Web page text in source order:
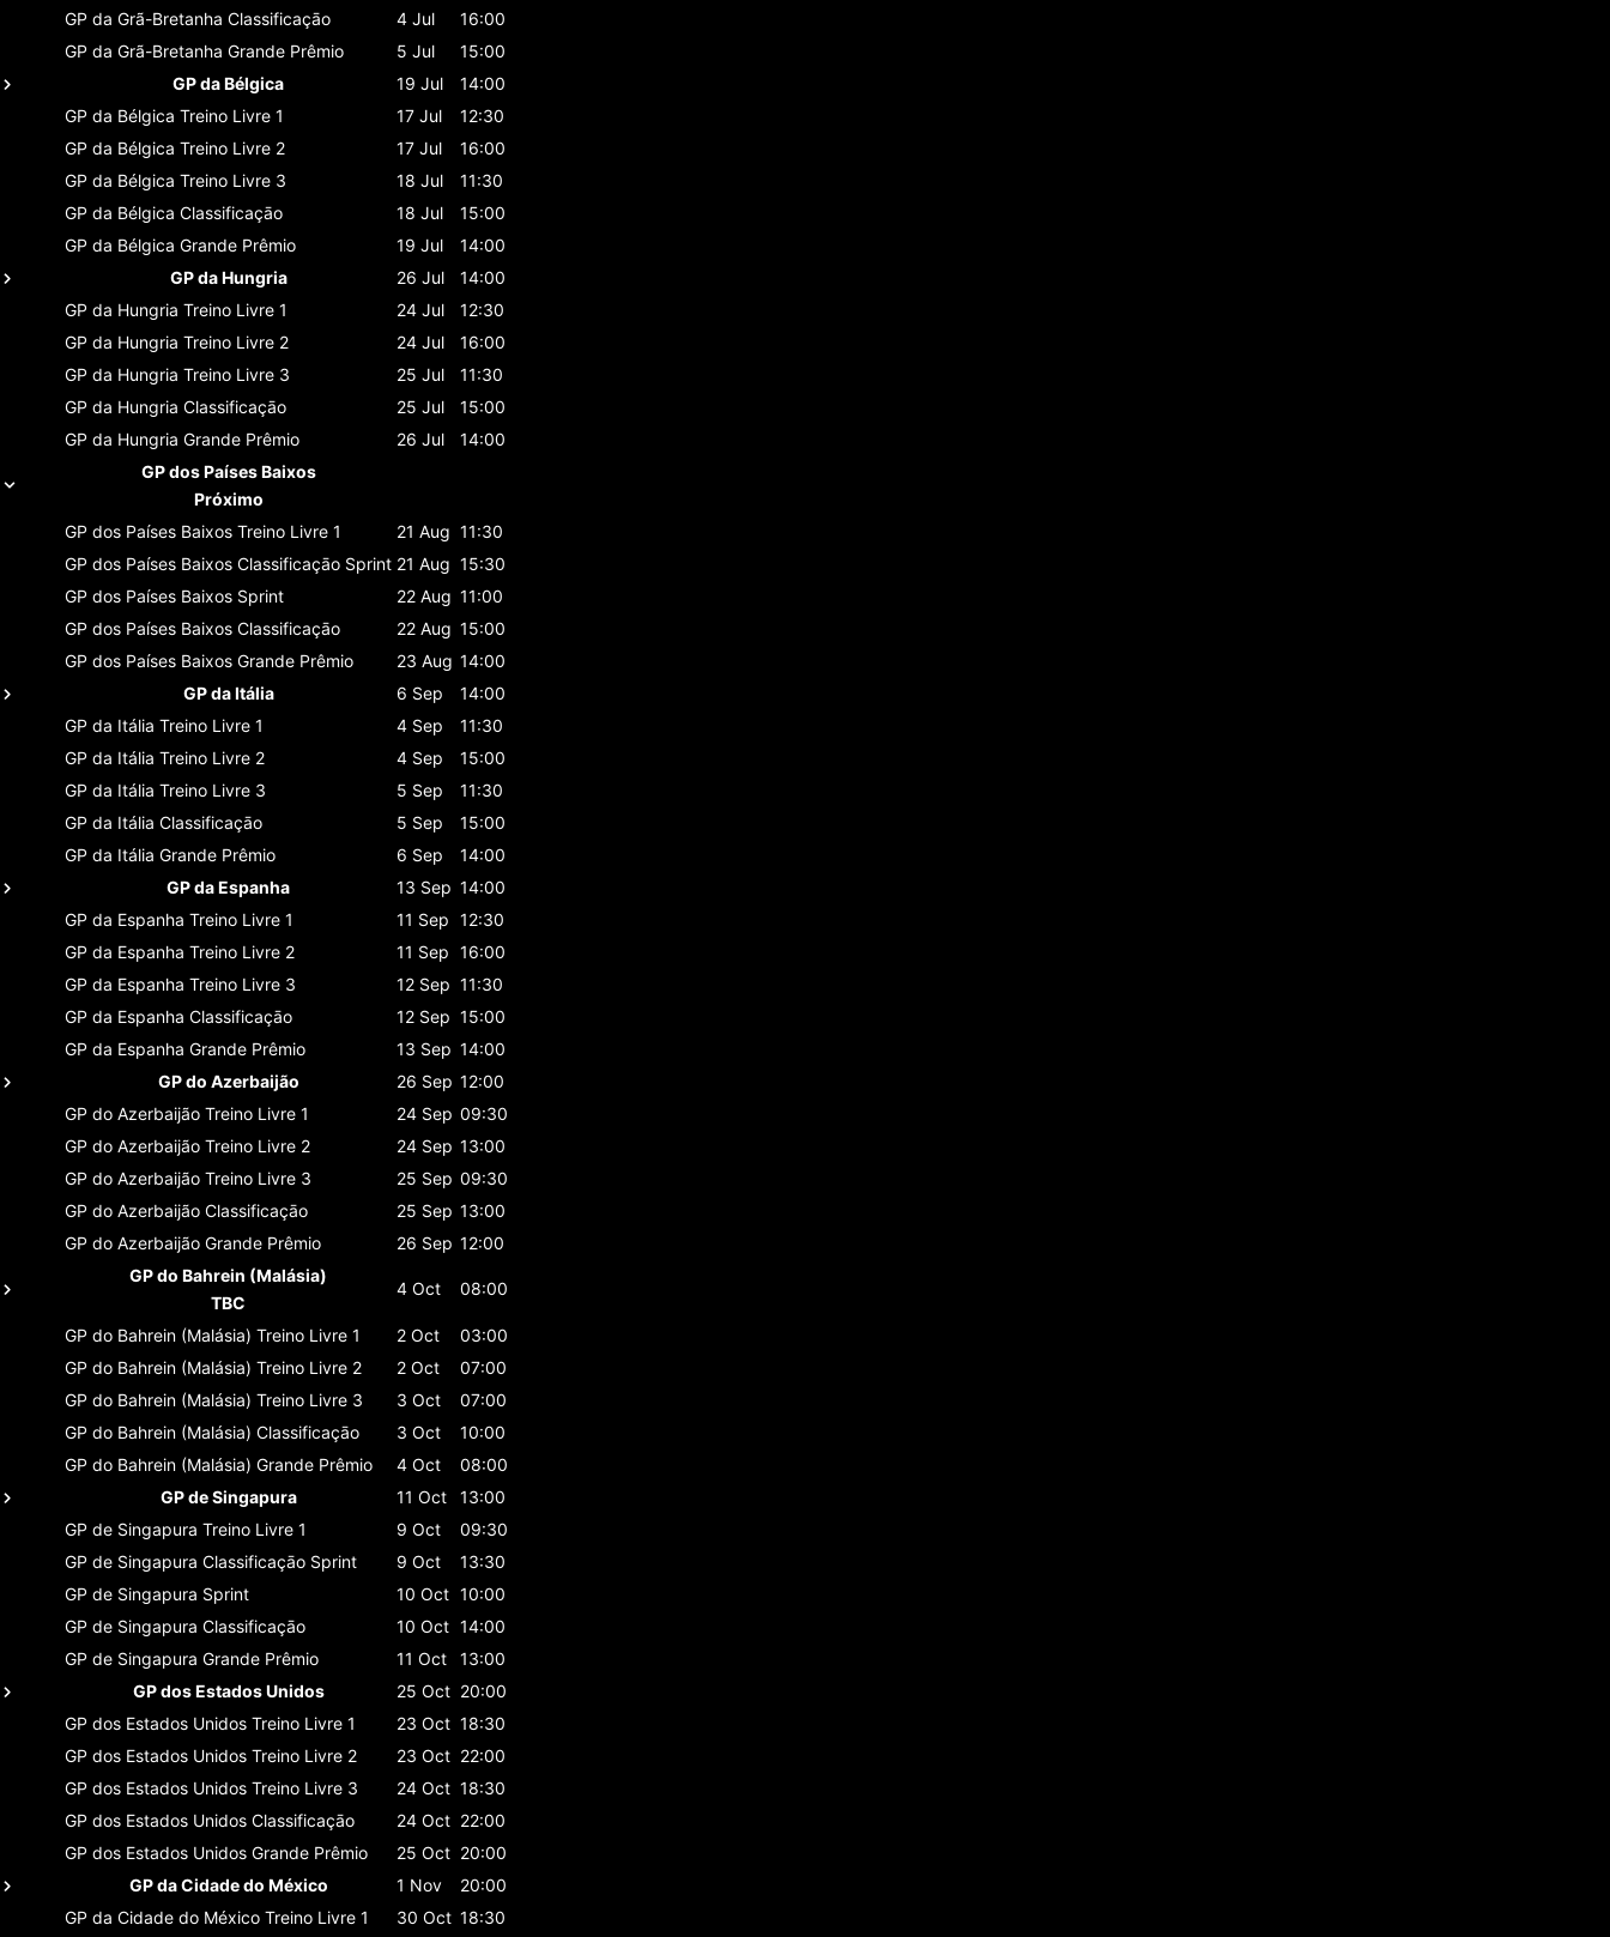
GP da Grã-Bretanha Classificaçāo 4 Jul
16:00
GP da Grã-Bretanha Grande Prêmio 5 Jul
15:00
GP da Bélgica
19 Jul
14:00
GP da Bélgica Treino Livre 1 17 Jul
12:30
GP da Bélgica Treino Livre 2 17 Jul
16:00
GP da Bélgica Treino Livre 3 18 Jul
11:30
GP da Bélgica Classificaçāo 18 Jul
15:00
GP da Bélgica Grande Prêmio 19 Jul
14:00
GP da Hungria
26 Jul
14:00
GP da Hungria Treino Livre 1 24 Jul
12:30
GP da Hungria Treino Livre 2 24 Jul
16:00
GP da Hungria Treino Livre 3 25 Jul
11:30
GP da Hungria Classificaçāo 25 Jul
15:00
GP da Hungria Grande Prêmio 26 Jul
14:00
GP dos Países Baixos
Próximo
GP dos Países Baixos Treino Livre 1 21 Aug 11:30
GP dos Países Baixos Classificaçāo Sprint 21 Aug 15:30
GP dos Países Baixos Sprint 22 Aug 11:00
GP dos Países Baixos Classificaçāo 22 Aug 15:00
GP dos Países Baixos Grande Prêmio 23 Aug 14:00
GP da Itália
6 Sep
14:00
GP da Itália Treino Livre 1 4 Sep
11:30
GP da Itália Treino Livre 2 4 Sep
15:00
GP da Itália Treino Livre 3 5 Sep
11:30
GP da Itália Classificaçāo 5 Sep
15:00
GP da Itália Grande Prêmio 6 Sep
14:00
GP da Espanha
13 Sep 14:00
GP da Espanha Treino Livre 1 11 Sep 12:30
GP da Espanha Treino Livre 2 11 Sep 16:00
GP da Espanha Treino Livre 3 12 Sep 11:30
GP da Espanha Classificaçāo 12 Sep 15:00
GP da Espanha Grande Prêmio 13 Sep 14:00
GP do Azerbaijão
26 Sep 12:00
GP do Azerbaijão Treino Livre 1 24 Sep 09:30
GP do Azerbaijão Treino Livre 2 24 Sep 13:00
GP do Azerbaijão Treino Livre 3 25 Sep 09:30
GP do Azerbaijão Classificaçāo 25 Sep 13:00
GP do Azerbaijão Grande Prêmio 26 Sep 12:00
GP do Bahrein (Malásia)
TBC
4 Oct 08:00
GP do Bahrein (Malásia) Treino Livre 1 2 Oct
03:00
GP do Bahrein (Malásia) Treino Livre 2 2 Oct
07:00
GP do Bahrein (Malásia) Treino Livre 3 3 Oct
07:00
GP do Bahrein (Malásia) Classificaçāo 3 Oct
10:00
GP do Bahrein (Malásia) Grande Prêmio 4 Oct
08:00
GP de Singapura
11 Oct
13:00
GP de Singapura Treino Livre 1 9 Oct
09:30
GP de Singapura Classificaçāo Sprint 9 Oct
13:30
GP de Singapura Sprint 10 Oct 10:00
GP de Singapura Classificaçāo 10 Oct 14:00
GP de Singapura Grande Prêmio 11 Oct
13:00
GP dos Estados Unidos
25 Oct 20:00
GP dos Estados Unidos Treino Livre 1 23 Oct 18:30
GP dos Estados Unidos Treino Livre 2 23 Oct 22:00
GP dos Estados Unidos Treino Livre 3 24 Oct 18:30
GP dos Estados Unidos Classificaçāo 24 Oct 22:00
GP dos Estados Unidos Grande Prêmio 25 Oct 20:00
GP da Cidade do México
1 Nov
20:00
GP da Cidade do México Treino Livre 1 30 Oct 18:30